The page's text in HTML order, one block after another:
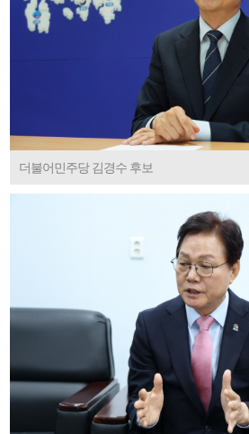
더불어민주당 김경수 후보